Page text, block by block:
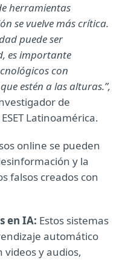
herramientas
se vuelve más crítica.
puede ser
es importante
con
estén a las alturas.”,
de
Latinoamérica.
online se pueden
y la
falsos creados con
en IA: Estos sistemas
automático
y audios,